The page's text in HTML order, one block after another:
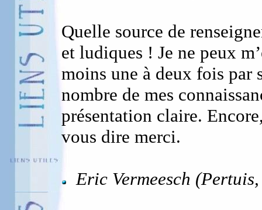
Quelle source de
et ludiques ! Je ne peux
moins une à deux fois par
nombre de mes
présentation claire.
vous dire merci.
Eric Vermeesch